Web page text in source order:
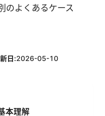
のよくあるケース
日:2026-05-10
本理解